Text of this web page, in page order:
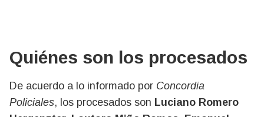
Quiénes son los procesados
De acuerdo a lo informado por Concordia
Policiales, los procesados son Luciano Romero